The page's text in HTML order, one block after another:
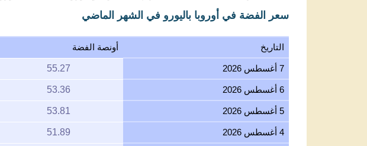
سعر الفضة في أوروبا باليورو في الشهر الماضي
التاريخ أونصة الفضة
7 أغسطس 2026 55.27
6 أغسطس 2026 53.36
5 أغسطس 2026 53.81
4 أغسطس 2026 51.89